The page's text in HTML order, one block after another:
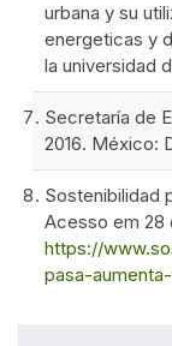
urbana y su
energeticas y
la universidad
Secretaría de
2016. México:
Sostenibilidad
Acesso em 28
https://
pasa-